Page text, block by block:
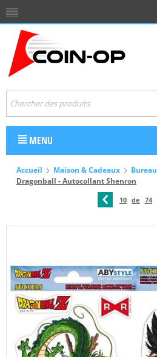
MENU
Accueil Maison & Cadeaux Bureau
Dragonball - Autocollant Shenron
10 de 74